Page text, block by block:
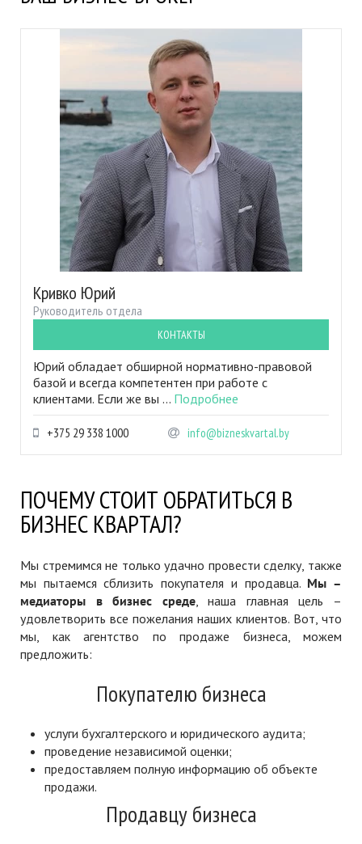
Кривко Юрий
Руководитель отдела
КОНТАКТЫ
Юрий обладает обширной нормативно-правовой
базой и всегда компетентен при работе с
клиентами. Если же вы ... Подробнее
+375 29 338 1000 info@bizneskvartal.by
ПОЧЕМУ СТОИТ ОБРАТИТЬСЯ В
БИЗНЕС КВАРТАЛ?
Мы стремимся не только удачно провести сделку, также
мы пытаемся сблизить покупателя и продавца. Мы –
медиаторы в бизнес среде, наша главная цель –
удовлетворить все пожелания наших клиентов. Вот, что
мы, как агентство по продаже бизнеса, можем
предложить:
Покупателю бизнеса
услуги бухгалтерского и юридического аудита;
проведение независимой оценки;
предоставляем полную информацию об объекте
продажи.
Продавцу бизнеса